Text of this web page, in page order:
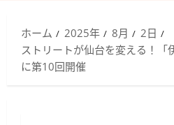
ン
メ
ニ
ホーム 2025年 8月
2日
ストリートが仙台を変える！「
に第10回開催